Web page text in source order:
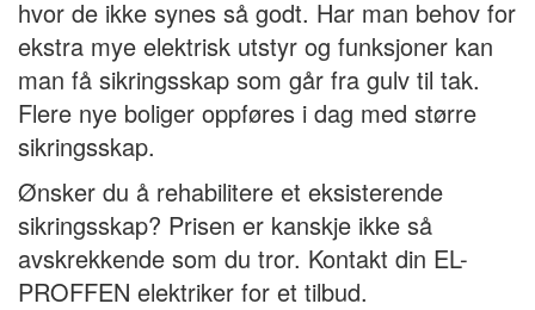
hvor de ikke synes så godt. Har man behov for
ekstra mye elektrisk utstyr og funksjoner kan
man få sikringsskap som går fra gulv til tak.
Flere nye boliger oppføres i dag med større
sikringsskap.
Ønsker du å rehabilitere et eksisterende
sikringsskap? Prisen er kanskje ikke så
avskrekkende som du tror. Kontakt din EL-
PROFFEN elektriker for et tilbud.